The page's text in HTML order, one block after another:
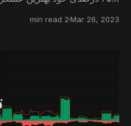
برای تغییر روند آماده است.
Mar 26, 2023
2 min read